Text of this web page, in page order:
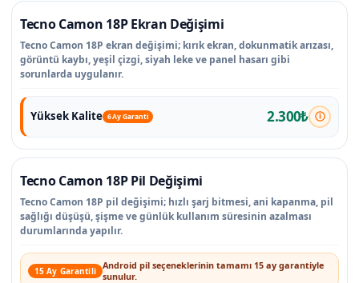
Tecno Camon 18P Ekran Değişimi
Tecno Camon 18P ekran değişimi; kırık ekran, dokunmatik arızası,
görüntü kaybı, yeşil çizgi, siyah leke ve panel hasarı gibi
sorunlarda uygulanır.
Yüksek Kalite 6 Ay Garanti 2.300₺
Tecno Camon 18P Pil Değişimi
Tecno Camon 18P pil değişimi; hızlı şarj bitmesi, ani kapanma, pil
sağlığı düşüşü, şişme ve günlük kullanım süresinin azalması
durumlarında yapılır.
15 Ay Garantili Android pil seçeneklerinin tamamı 15 ay garantiyle
sunulur.